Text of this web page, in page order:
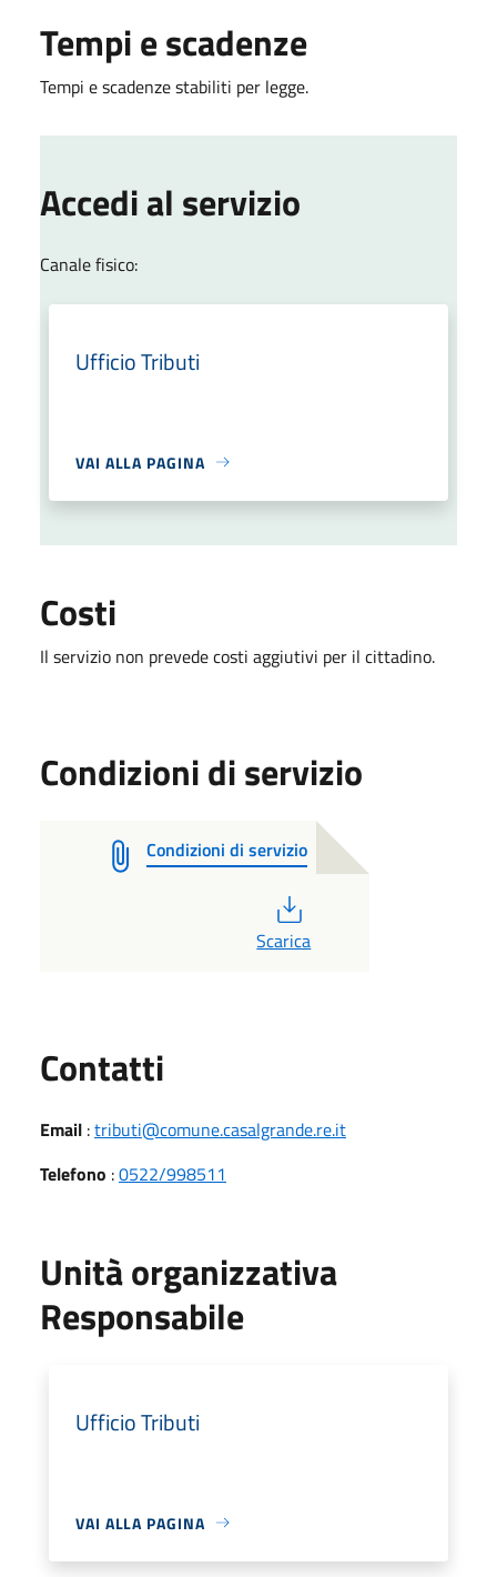
Tempi e scadenze
Tempi e scadenze stabiliti per legge.
Accedi al servizio
Canale fisico:
Ufficio Tributi
VAI ALLA PAGINA
Costi
Il servizio non prevede costi aggiutivi per il cittadino.
Condizioni di servizio
Condizioni di servizio
Scarica
Contatti
Email :tributi@comune.casalgrande.re.it
Telefono :0522/998511
Unità organizzativa
Responsabile
Ufficio Tributi
VAI ALLA PAGINA